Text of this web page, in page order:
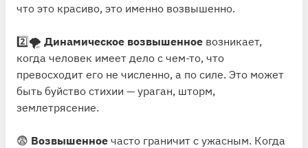
что это красиво, это именно возвышенно.
2️⃣🌪 Динамическое возвышенное возникает,
когда человек имеет дело с чем-то, что
превосходит его не численно, а по силе. Это может
быть буйство стихии — ураган, шторм,
землетрясение.
😨 Возвышенное часто граничит с ужасным. Когда